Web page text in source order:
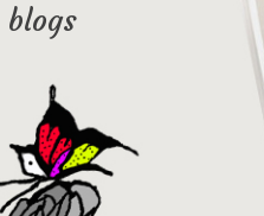
blogs